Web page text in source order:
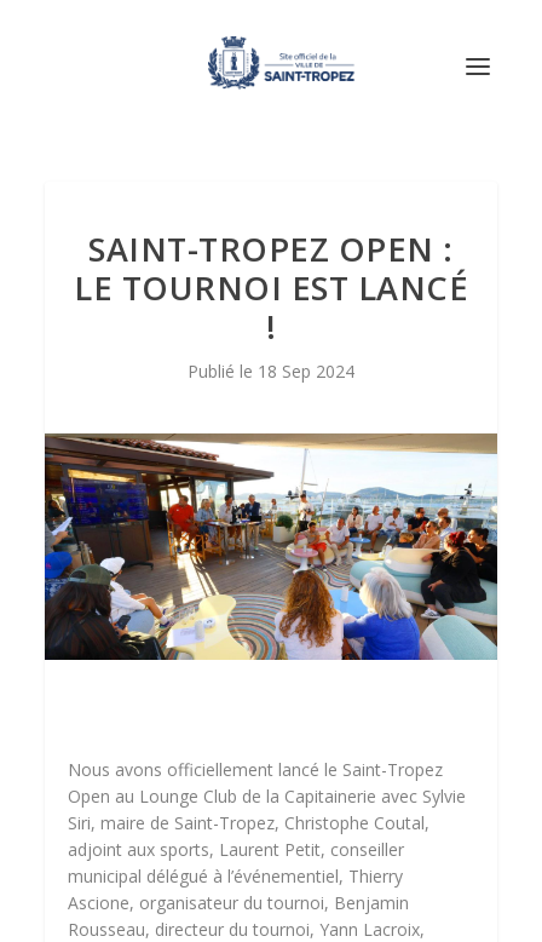
SAINT-TROPEZ OPEN :
LE TOURNOI EST LANCÉ
!
18 Sep 2024
Nous avons officiellement lancé le Saint-Tropez
Open au Lounge Club de la Capitainerie avec Sylvie
Siri, maire de Saint-Tropez, Christophe Coutal,
adjoint aux sports, Laurent Petit, conseiller
municipal délégué à l’événementiel, Thierry
Ascione, organisateur du tournoi, Benjamin
Rousseau, directeur du tournoi, Yann Lacroix,